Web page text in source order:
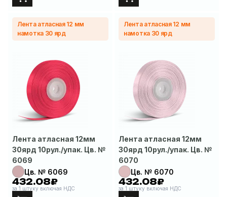
Лента атласная 12 мм
намотка 30 ярд
Лента атласная 12мм
30ярд 10рул./упак. Цв. №
6069
Цв. № 6069
432.08₽
за 1 штуку включая НДС
Лента атласная 12 мм
намотка 30 ярд
Лента атласная 12мм
30ярд 10рул./упак. Цв. №
6070
Цв. № 6070
432.08₽
за 1 штуку включая НДС